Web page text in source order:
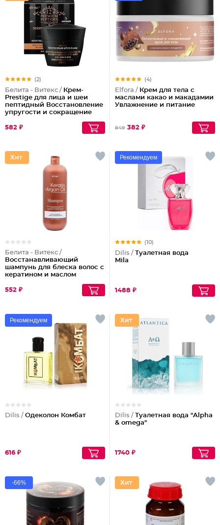
(2)
Белита - Витекс / Крем-
Prestige для лица и шеи
пептидный Восстановление
упругости и сокращение
582 ₽
(4)
Elfora / Крем для тела с
маслами какао и макадамии
Увлажнение и питание
849 382 ₽
Белита - Витекс /
Восстанавливающий
шампунь для блеска волос с
кератином и маслом
552 ₽
Рекомендуем
(10)
Dilis / Туалетная вода
Mila
1488 ₽
Рекомендуем
Dilis / Одеколон Комбат
616 ₽
Dilis / Туалетная вода "Alpha
& omega"
1740 ₽
-66%